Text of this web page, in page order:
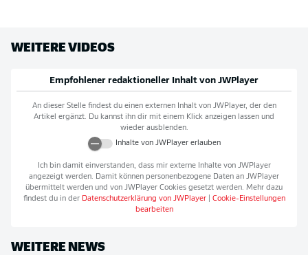
WEITERE VIDEOS
Empfohlener redaktioneller Inhalt von JWPlayer
An dieser Stelle findest du einen externen Inhalt von JWPlayer, der den
Artikel ergänzt. Du kannst ihn dir mit einem Klick anzeigen lassen und
wieder ausblenden.
Inhalte von JWPlayererlauben
Ich bin damit einverstanden, dass mir externe Inhalte von JWPlayer
angezeigt werden. Damit können personenbezogene Daten an JWPlayer
übermittelt werden und von JWPlayer Cookies gesetzt werden. Mehr dazu
findest du in der Datenschutzerklärung von JWPlayer| Cookie-Einstellungen
bearbeiten
WEITERE NEWS